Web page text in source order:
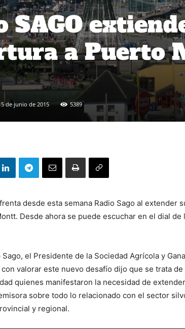
SAGO
a Puerto
de junio de 2015 5389
desde esta semana Radio Sago al extender
Desde ahora se puede escuchar en el dial de
el Presidente de la Sociedad Agrícola y
valorar este nuevo desafío dijo que se trata
quienes manifestaron la necesidad de
sobre todo lo relacionado con el sector
y regional.